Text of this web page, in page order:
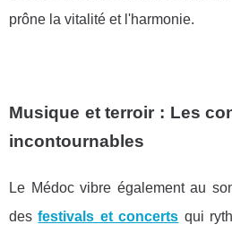
prône la vitalité et l'harmonie.
Musique et terroir : Les
incontournables
Le Médoc vibre également au
desfestivals et concerts qui